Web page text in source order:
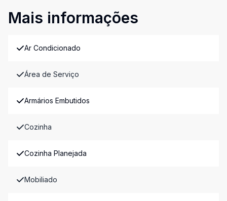
Mais informações
Ar Condicionado
Área de Serviço
Armários Embutidos
Cozinha
Cozinha Planejada
Mobiliado